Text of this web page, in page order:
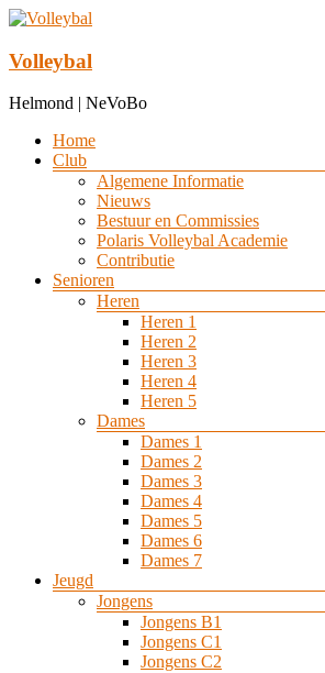
Ga
de
inhoud
Volleybal
Helmond | NeVoBo
Menu
Home
Club
Algemene Informatie
Nieuws
Bestuur en Commissies
Polaris Volleybal Academie
Contributie
Senioren
Heren
Heren 1
Heren 2
Heren 3
Heren 4
Heren 5
Dames
Dames 1
Dames 2
Dames 3
Dames 4
Dames 5
Dames 6
Dames 7
Jeugd
Jongens
Jongens B1
Jongens C1
Jongens C2